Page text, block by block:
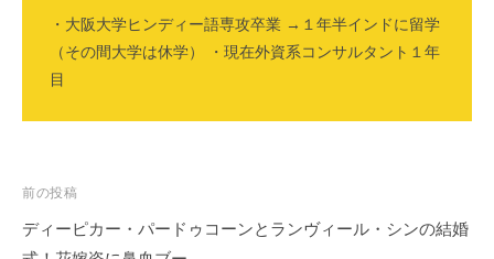
・大阪大学ヒンディー語専攻卒業 →１年半インドに留学
（その間大学は休学） ・現在外資系コンサルタント１年
目
投
稿
前の投稿
ディーピカー・パードゥコーンとランヴィール・シンの結婚